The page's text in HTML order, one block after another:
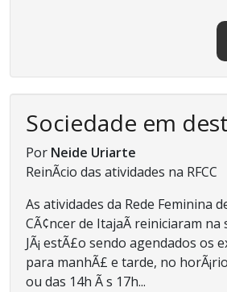
Sociedade em
Por Neide Uriarte
ReinÃ­cio das atividades na RFCC
As atividades da Rede Feminina
CÃ¢ncer de ItajaÃ­ reiniciaram na
JÃ¡ estÃ£o sendo agendados os
para manhÃ£ e tarde, no
ou das 14h Ã s 17h...